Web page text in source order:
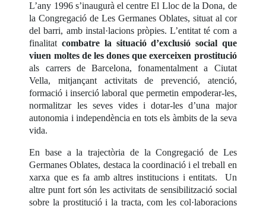
L’any 1996 s’inaugurà el centre El Lloc de la Dona, de
la Congregació de Les Germanes Oblates, situat al cor
del barri, amb instal·lacions pròpies. L’entitat té com a
finalitatcombatre la situació d’exclusió social que
viuen moltes de les dones que exerceixen prostitució
als carrers de Barcelona, fonamentalment a Ciutat
Vella, mitjançant activitats de prevenció, atenció,
formació i inserció laboral que permetin empoderar-les,
normalitzar les seves vides i dotar-les d’una major
autonomia i independència en tots els àmbits de la seva
vida.
En base a la trajectòria de la Congregació de Les
Germanes Oblates, destaca la coordinació i el treball en
xarxa que es fa amb altres institucions i entitats. Un
altre punt fort són les activitats de sensibilització social
sobre la prostitució i la tracta, com les col·laboracions